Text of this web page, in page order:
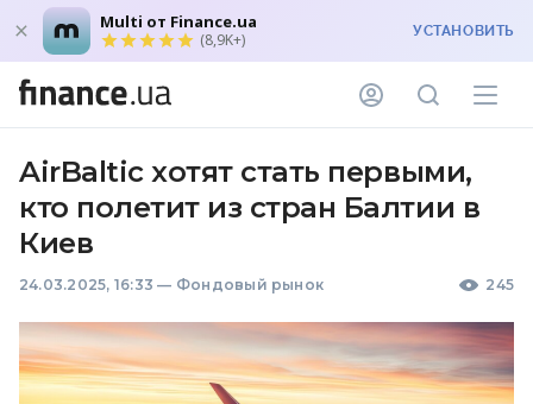
Multi от Finance.ua
(8,9K+) УСТАНОВИТЬ
AirBaltic хотят стать первыми,
кто полетит из стран Балтии в
Киев
24.03.2025, 16:33 — Фондовый рынок 245